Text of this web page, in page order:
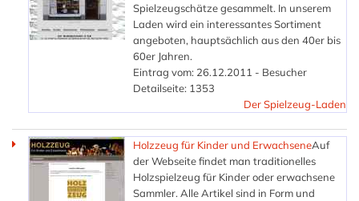
Spielzeugschätze gesammelt. In unserem
Laden wird ein interessantes Sortiment
angeboten, hauptsächlich aus den 40er bis
60er Jahren.
Eintrag vom: 26.12.2011 - Besucher
Detailseite: 1353
Der Spielzeug-Laden
Holzzeug für Kinder und ErwachseneAuf
der Webseite findet man traditionelles
Holzspielzeug für Kinder oder erwachsene
Sammler. Alle Artikel sind in Form und